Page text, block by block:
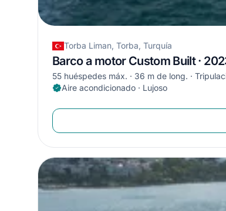
Torba Liman, Torba, Turquía
Barco a motor Custom Built ·
55 huéspedes máx. 36 m de long.
Aire acondicionado · Lujoso